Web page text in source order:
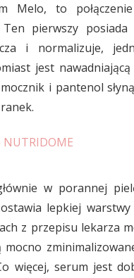
Melo, to
pierwszy posiada
i normalizuje,
jest
i pantenol
w porannej
lepkiej
z przepisu lekarza
mocno
więcej, serum jest